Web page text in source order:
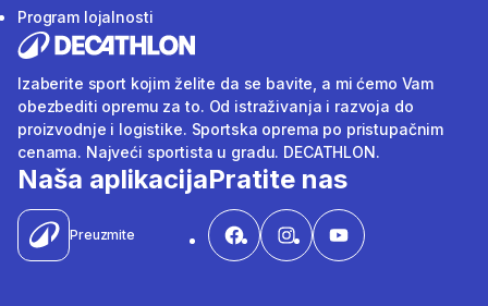
Program lojalnosti
Izaberite sport kojim želite da se bavite, a mi ćemo Vam
obezbediti opremu za to. Od istraživanja i razvoja do
proizvodnje i logistike. Sportska oprema po pristupačnim
cenama. Najveći sportista u gradu. DECATHLON.
Naša aplikacija
Preuzmite
Pratite nas